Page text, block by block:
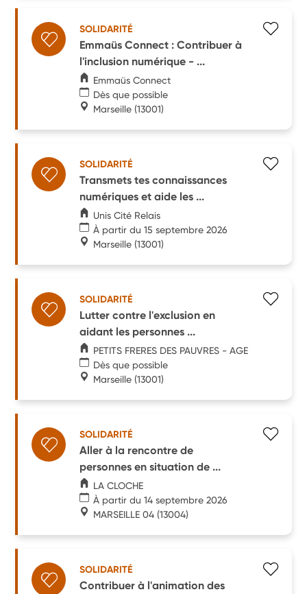
SOLIDARITÉ
Emmaüs Connect : Contribuer à
l'inclusion numérique - ...
Emmaüs Connect
Dès que possible
Marseille (13001)
SOLIDARITÉ
Transmets tes connaissances
numériques et aide les ...
Unis Cité Relais
À partir du 15 septembre 2026
Marseille (13001)
SOLIDARITÉ
Lutter contre l'exclusion en
aidant les personnes ...
PETITS FRERES DES PAUVRES - AGE
Dès que possible
Marseille (13001)
SOLIDARITÉ
Aller à la rencontre de
personnes en situation de ...
LA CLOCHE
À partir du 14 septembre 2026
MARSEILLE 04 (13004)
SOLIDARITÉ
Contribuer à l'animation des